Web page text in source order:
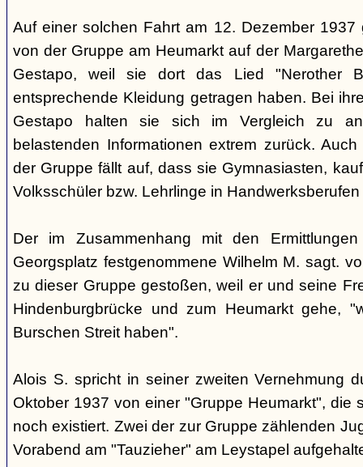
Auf einer solchen Fahrt am 12. Dezember 1937
von der Gruppe am Heumarkt auf der
Gestapo, weil sie dort das Lied "Nerother
entsprechende Kleidung getragen haben. Bei
Gestapo halten sie sich im Vergleich zu
belastenden Informationen extrem zurück.
der Gruppe fällt auf, dass sie Gymnasiasten,
Volksschüler bzw. Lehrlinge in
Der im Zusammenhang mit den
Georgsplatz festgenommene Wilhelm M. sagt.
zu dieser Gruppe gestoßen, weil er und seine
Hindenburgbrücke und zum Heumarkt gehe,
Burschen Streit haben".
Alois S. spricht in seiner zweiten Vernehmung
Oktober 1937 von einer "Gruppe Heumarkt", die
noch existiert. Zwei der zur Gruppe zählenden
Vorabend am "Tauzieher" am Leystapel